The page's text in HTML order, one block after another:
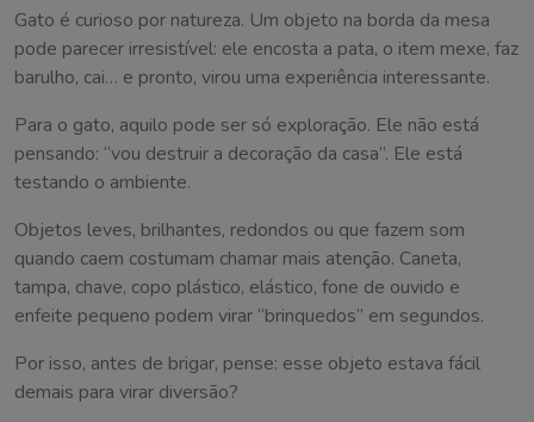
Gato é curioso por natureza. Um objeto na borda da mesa
pode parecer irresistível: ele encosta a pata, o item mexe, faz
barulho, cai… e pronto, virou uma experiência interessante.
Para o gato, aquilo pode ser só exploração. Ele não está
pensando: “vou destruir a decoração da casa”. Ele está
testando o ambiente.
Objetos leves, brilhantes, redondos ou que fazem som
quando caem costumam chamar mais atenção. Caneta,
tampa, chave, copo plástico, elástico, fone de ouvido e
enfeite pequeno podem virar “brinquedos” em segundos.
Por isso, antes de brigar, pense: esse objeto estava fácil
demais para virar diversão?